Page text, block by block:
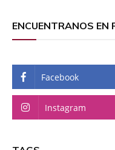
ENCUENTRANOS EN
Facebook
Instagram